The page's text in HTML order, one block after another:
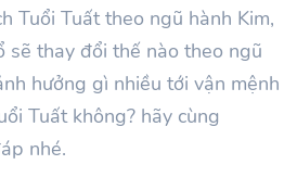
Tuổi Tuất theo ngũ hành Kim,
sẽ thay đổi thế nào theo ngũ
hưởng gì nhiều tới vận mệnh
Tuất không? hãy cùng
nhé.